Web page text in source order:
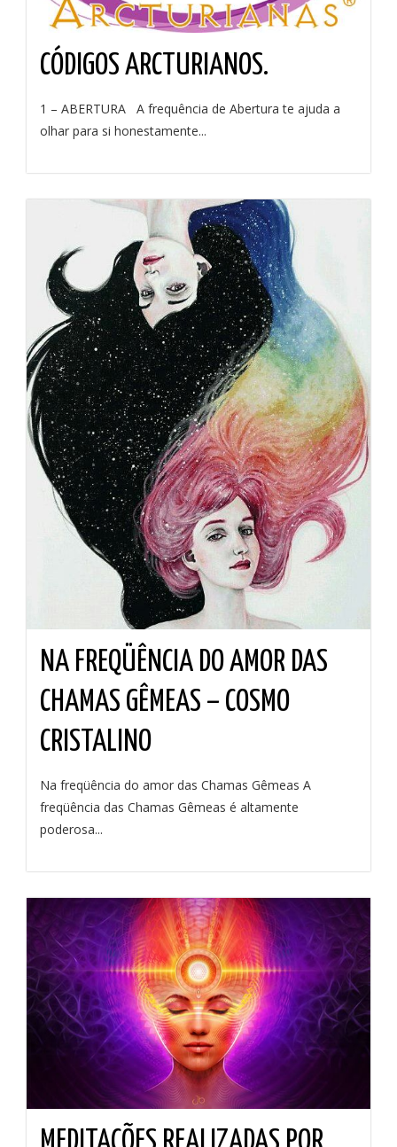
CÓDIGOS ARCTURIANOS.
1 – ABERTURA A frequência de Abertura te ajuda a
olhar para si honestamente...
NA FREQÜÊNCIA DO AMOR DAS
CHAMAS GÊMEAS – COSMO
CRISTALINO
Na freqüência do amor das Chamas Gêmeas A
freqüência das Chamas Gêmeas é altamente
poderosa...